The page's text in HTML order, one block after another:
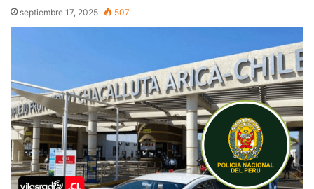
septiembre 17, 2025 507